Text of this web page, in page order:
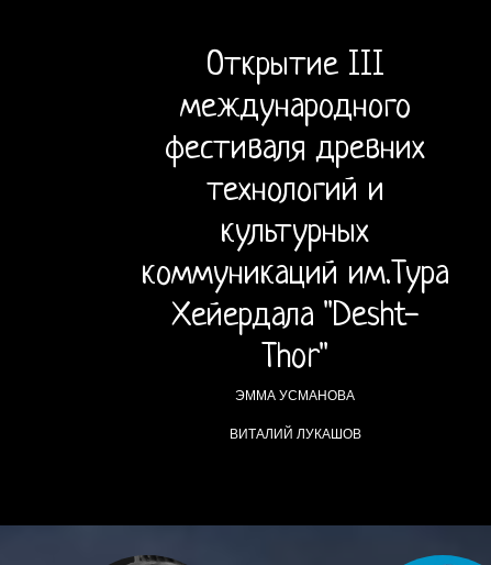
Открытие III
международного
фестиваля древних
технологий и
культурных
коммуникаций им.Тура
Хейердала "Desht-
Thor"
ЭММА УСМАНОВА
ВИТАЛИЙ ЛУКАШОВ